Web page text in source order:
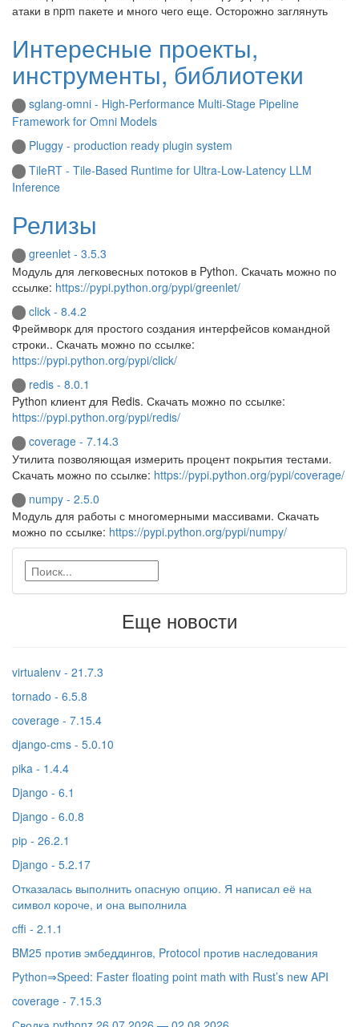
атаки в npm пакете и много чего еще. Осторожно заглянуть
Интересные проекты,
инструменты, библиотеки
sglang-omni - High-Performance Multi-Stage Pipeline
Framework for Omni Models
Pluggy - production ready plugin system
TileRT - Tile-Based Runtime for Ultra-Low-Latency LLM
Inference
Релизы
greenlet - 3.5.3
Модуль для легковесных потоков в Python. Скачать можно по
ссылке: https://pypi.python.org/pypi/greenlet/
click - 8.4.2
Фреймворк для простого создания интерфейсов командной
строки.. Скачать можно по ссылке:
https://pypi.python.org/pypi/click/
redis - 8.0.1
Python клиент для Redis. Скачать можно по ссылке:
https://pypi.python.org/pypi/redis/
coverage - 7.14.3
Утилита позволяющая измерить процент покрытия тестами.
Скачать можно по ссылке: https://pypi.python.org/pypi/coverage/
numpy - 2.5.0
Модуль для работы с многомерными массивами. Скачать
можно по ссылке: https://pypi.python.org/pypi/numpy/
Еще новости
virtualenv - 21.7.3
tornado - 6.5.8
coverage - 7.15.4
django-cms - 5.0.10
pika - 1.4.4
Django - 6.1
Django - 6.0.8
pip - 26.2.1
Django - 5.2.17
Отказалась выполнить опасную опцию. Я написал её на
символ короче, и она выполнила
cffi - 2.1.1
BM25 против эмбеддингов, Protocol против наследования
Python⇒Speed: Faster floating point math with Rust’s new API
coverage - 7.15.3